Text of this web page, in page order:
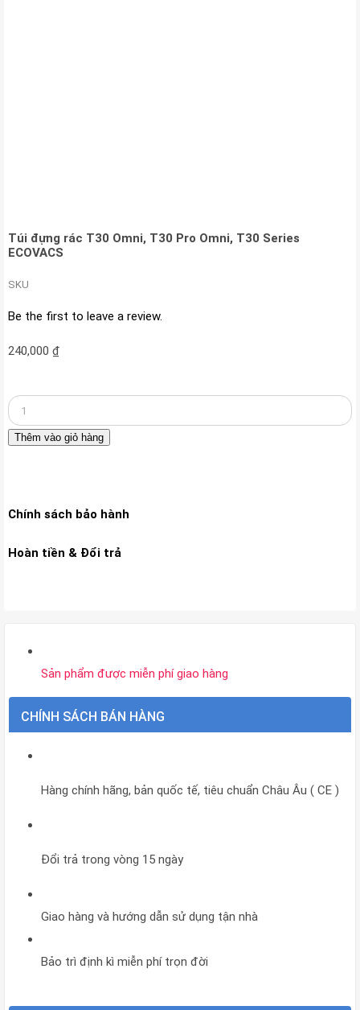
Túi đựng rác T30 Omni, T30 Pro Omni, T30 Series
ECOVACS
SKU
Be the first to leave a review.
240,000 ₫
Túi
đựng
T30
Thêm vào giỏ hàng
Chính sách bảo hành
Hoàn tiền & Đổi trả
Sản phẩm được miễn phí giao hàng
CHÍNH SÁCH BÁN HÀNG
Hàng chính hãng, bản quốc tế, tiêu chuẩn Châu Âu ( CE )
Đổi trả trong vòng 15 ngày
Giao hàng và hướng dẫn sử dụng tận nhà
Bảo trì định kì miễn phí trọn đời